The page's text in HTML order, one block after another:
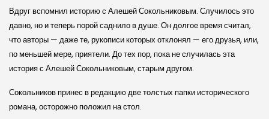
Вдруг вспомнил историю с Алешей Сокольниковым. Случилось это
давно, но и теперь порой саднило в душе. Он долгое время считал,
что авторы — даже те, рукописи которых отклонял — его друзья, или,
по меньшей мере, приятели. До тех пор, пока не случилась эта
история с Алешей Сокольниковым, старым другом.
Сокольников принес в редакцию две толстых папки исторического
романа, осторожно положил на стол.